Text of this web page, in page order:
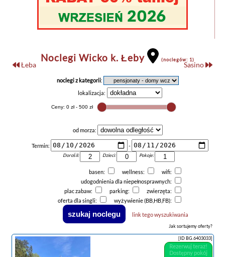
Noclegi Wicko k. Łeby (noclegów: 1)
Łeba Sasino
noclegi z kategorii:
lokalizacja:
od morza:
Termin: -
Dorośli: Dzieci: Pokoje:
basen: wellness:
wifi:
udogodnienia dla niepełnosprawnych:
plac zabaw:
parking:
zwierzęta:
oferta dla singli:
wyżywienie (BB,HB,FB):
link tego wyszukiwania
Jak sortujemy oferty?
[ID BG.6403033]
Rezerwuj teraz!
Dostępny pokój